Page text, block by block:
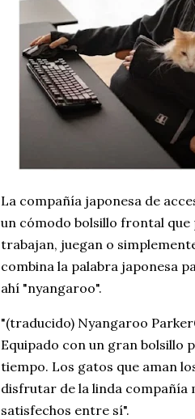
La compañía japonesa de
un cómodo bolsillo frontal
trabajan, juegan o
combina la palabra japonesa
ahí "nyangaroo".
"(traducido) Nyangaroo
Equipado con un gran bolsillo
tiempo. Los gatos que aman
disfrutar de la linda compañía
satisfechos entre sí".